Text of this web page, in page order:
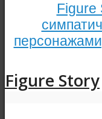
Figure
Figure Story